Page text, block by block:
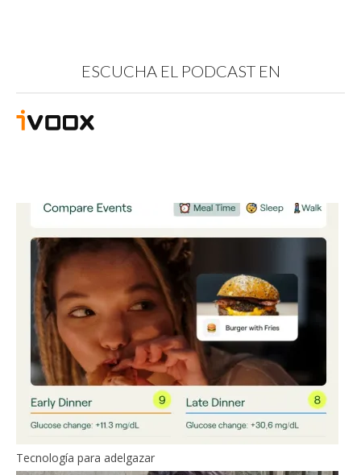
ESCUCHA EL PODCAST EN
Tecnología para adelgazar